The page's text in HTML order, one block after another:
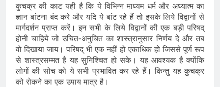
कुचक्र की काट यही है कि ये विभिन्न माध्यम धर्म और अध्यात्म का
ज्ञान बांटना बंद करे और यदि ये बांट रहे हैं तो इसके लिये विद्वानों से
मार्गदर्शन प्राप्त करें। इन सभी के लिये विद्वानों की एक बड़ी परिषद्
होनी चाहिये जो उचित-अनुचित का शास्त्रानुसार निर्णय दे और तब
वो दिखाया जाय। परिषद् भी एक नहीं हो एकाधिक हो जिससे पूर्ण रूप
से शास्त्रसम्मत है यह सुनिश्चित हो सके। यह आवश्यक है क्योंकि
लोगों की सोच को ये सभी प्रभावित कर रहे हैं। किन्तु यह कुचक्र
को रोकने का एक उपाय मात्र है।